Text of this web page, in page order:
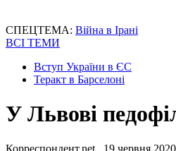
СПЕЦТЕМА: Війна в Ірані
ВСІ ТЕМИ
Вступ України в ЄС
Теракт в Барселоні
У Львові
Корреспондент.net, 19 червня